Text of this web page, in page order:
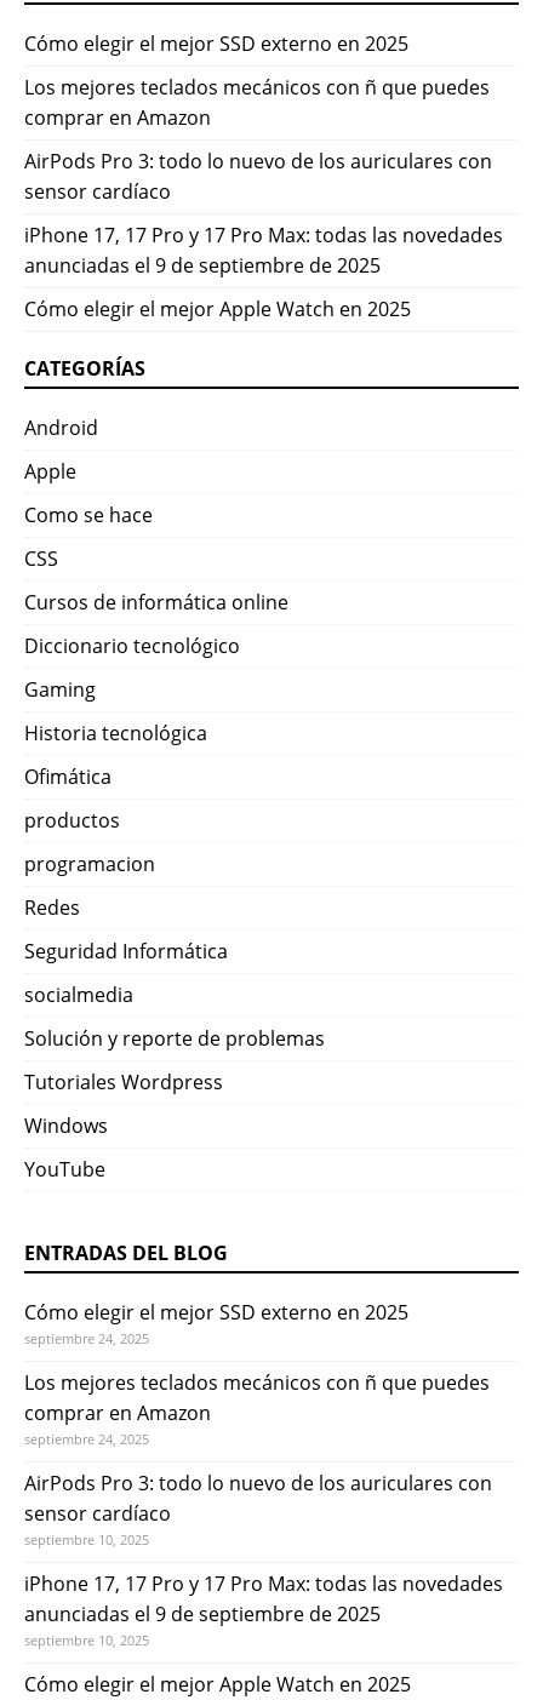
Cómo elegir el mejor SSD externo en 2025
Los mejores teclados mecánicos con ñ que puedes
comprar en Amazon
AirPods Pro 3: todo lo nuevo de los auriculares con
sensor cardíaco
iPhone 17, 17 Pro y 17 Pro Max: todas las novedades
anunciadas el 9 de septiembre de 2025
Cómo elegir el mejor Apple Watch en 2025
CATEGORÍAS
Android
Apple
Como se hace
CSS
Cursos de informática online
Diccionario tecnológico
Gaming
Historia tecnológica
Ofimática
productos
programacion
Redes
Seguridad Informática
socialmedia
Solución y reporte de problemas
Tutoriales Wordpress
Windows
YouTube
ENTRADAS DEL BLOG
Cómo elegir el mejor SSD externo en 2025
septiembre 24, 2025
Los mejores teclados mecánicos con ñ que puedes
comprar en Amazon
septiembre 24, 2025
AirPods Pro 3: todo lo nuevo de los auriculares con
sensor cardíaco
septiembre 10, 2025
iPhone 17, 17 Pro y 17 Pro Max: todas las novedades
anunciadas el 9 de septiembre de 2025
septiembre 10, 2025
Cómo elegir el mejor Apple Watch en 2025